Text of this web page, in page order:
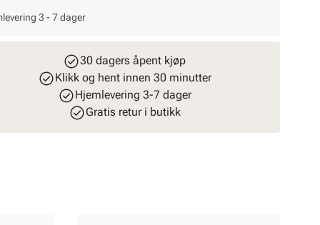
3 - 7 dager
30 dagers åpent kjøp
Klikk og hent innen 30 minutter
Hjemlevering 3-7 dager
Gratis retur i butikk